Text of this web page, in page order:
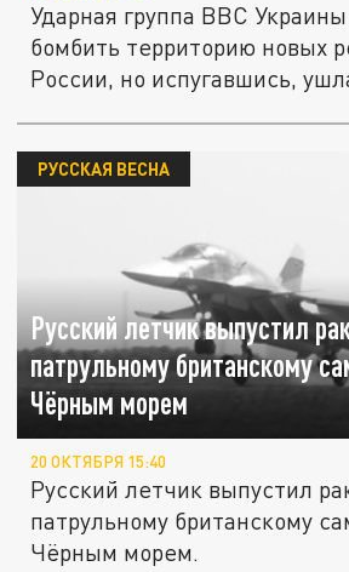
Ударная группа ВВС
бомбить территорию новых
России, но испугавшись,
Русский летчик выпустил
патрульному британскому
Чёрным морем
РУССКАЯ ВЕСНА
20 ОКТЯБРЯ 15:40
Русский летчик выпустил
патрульному британскому
Чёрным морем.